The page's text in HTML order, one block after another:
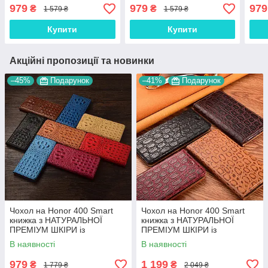
візитницею протиударний
магнітний "BULL"
979 ₴ 1 579 ₴
Купити
протиударний магнітний
"BULL"
979₴ 1 579 ₴
Купити
979
Акційні пропозиції та новинки
–45% Подарунок
Чохол на Honor 400 Smart
книжка з НАТУРАЛЬНОЇ
ПРЕМІУМ ШКІРИ із
підставкою протиударний
магнітний 3D "CROCOHEAD"
В наявності
979 ₴ 1 779 ₴
–41% Подарунок
Чохол на Honor 400 Smart
книжка з НАТУРАЛЬНОЇ
ПРЕМІУМ ШКІРИ із
підставкою протиударний
магнітний "JACOSA"
В наявності
1 199 ₴ 2 049 ₴